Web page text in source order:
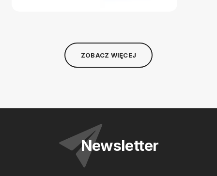
ZOBACZ WIĘCEJ
Newsletter